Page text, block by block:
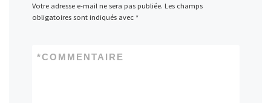
Votre adresse e-mail ne sera pas publiée. Les champs
obligatoires sont indiqués avec *
COMMENTAIRE
*